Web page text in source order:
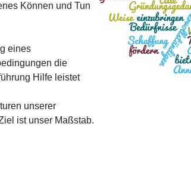
Können und Tun
eines
die
Hilfe leistet
unserer
ist unser Maßstab.